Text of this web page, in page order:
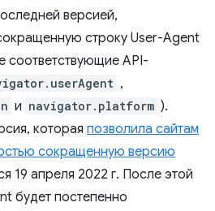
версией,
строку User-Agent
соответствующие API-
,
и navigator.platform ).
которая позволила сайтам
сокращенную версию
19 апреля 2022 г. После этой
будет постепенно